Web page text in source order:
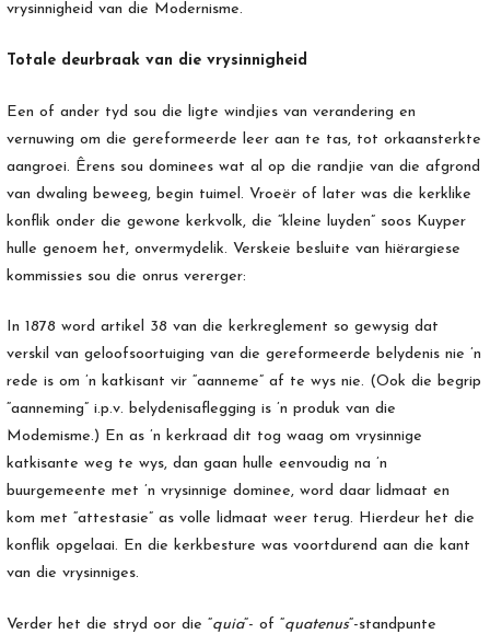
vrysinnigheid van die Modernisme.
Totale deurbraak van die vrysinnigheid
Een of ander tyd sou die ligte windjies van verandering en
vernuwing om die gereformeerde leer aan te tas, tot orkaansterkte
aangroei. Êrens sou dominees wat al op die randjie van die afgrond
van dwaling beweeg, begin tuimel. Vroeër of later was die kerklike
konflik onder die gewone kerkvolk, die “kleine luyden” soos Kuyper
hulle genoem het, onvermydelik. Verskeie besluite van hiërargiese
kommissies sou die onrus vererger:
In 1878 word artikel 38 van die kerkreglement so gewysig dat
verskil van geloofsoortuiging van die gereformeerde belydenis nie ’n
rede is om ’n katkisant vir “aanneme” af te wys nie. (Ook die begrip
“aanneming” i.p.v. belydenisaflegging is ’n produk van die
Modemisme.) En as ’n kerkraad dit tog waag om vrysinnige
katkisante weg te wys, dan gaan hulle eenvoudig na ’n
buurgemeente met ’n vrysinnige dominee, word daar lidmaat en
kom met “attestasie” as volle lidmaat weer terug. Hierdeur het die
konflik opgelaai. En die kerkbesture was voortdurend aan die kant
van die vrysinniges.
Verder het die stryd oor die “quia“- of “quatenus“-standpunte